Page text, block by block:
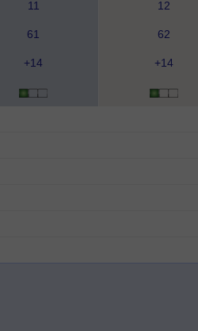
11 12
61 62
+14 +14